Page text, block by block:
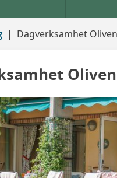
Dagverksamhet Oliven
Oliven